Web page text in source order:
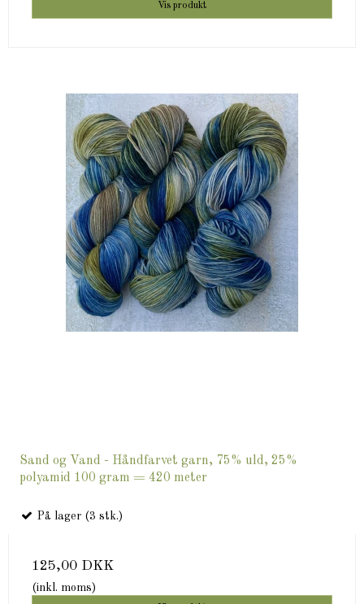
Vis produkt
Sand og Vand - Håndfarvet garn, 75% uld, 25%
polyamid 100 gram = 420 meter
På lager (3 stk.)
125,00 DKK
(inkl. moms)